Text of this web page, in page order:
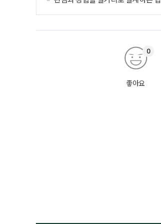
좋아요
0